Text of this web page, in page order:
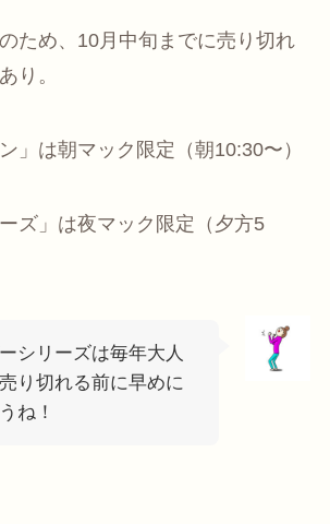
ため、10月中旬までに売り切れ
り。
」は朝マック限定（朝10:30〜）
ズ」は夜マック限定（夕方5
シリーズは毎年大人
り切れる前に早めに
ね！